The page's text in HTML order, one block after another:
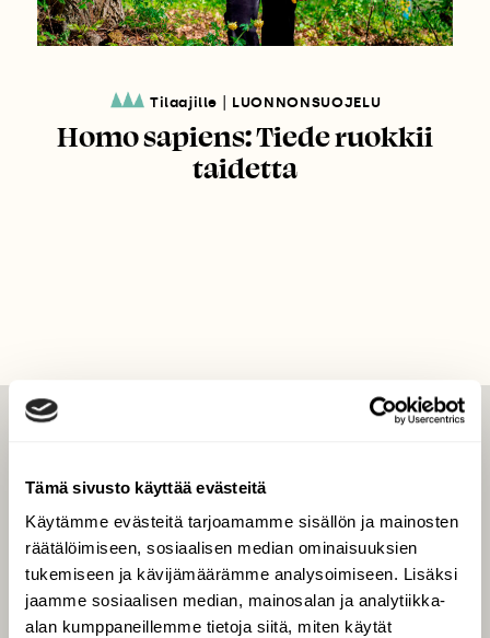
Tämä sivusto käyttää evästeitä
Käytämme evästeitä tarjoamamme sisällön ja mainosten
räätälöimiseen, sosiaalisen median ominaisuuksien
tukemiseen ja kävijämäärämme analysoimiseen. Lisäksi
jaamme sosiaalisen median, mainosalan ja analytiikka-
alan kumppaneillemme tietoja siitä, miten käytät
Tilaajille LUONNONSUOJELU
Homo sapiens: Tiede ruokkii
taidetta
Uusin lehti
Tilaa Suomen Luonto
Tilaa digilukuoikeus
Äänestä parasta juttua
Tilaa uutiskirje